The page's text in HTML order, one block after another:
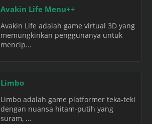
Avakin Life Menu++
Avakin Life adalah game virtual 3D yang
memungkinkan penggunanya untuk
mencip...
Limbo
Limbo adalah game platformer teka-teki
dengan nuansa hitam-putih yang
suram, ...